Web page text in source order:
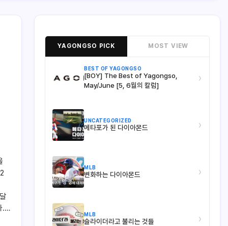
.…
YAGONGSO PICK MOST VIEW
BEST OF YAGONGSO
[BOY] The Best of Yagongso,
May/June [5, 6월의 칼럼]
›
UNCATEGORIZED
메타포가 된 다이아몬드 ›
MLB
변화하는 다이아몬드 ›
MLB
슬라이더라고 불리는 것들 ›